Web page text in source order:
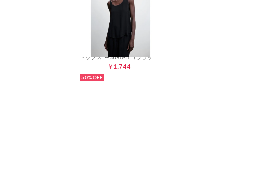
トップス .-- SURA-H （ブラック）
￥1,744
50%